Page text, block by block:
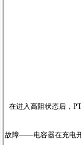
在进入高阻状态后，
故障——电容器在充电